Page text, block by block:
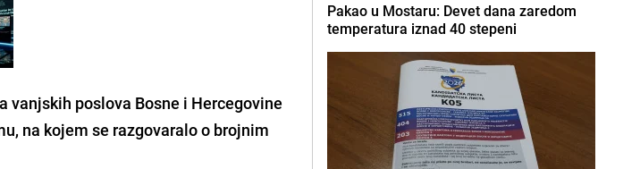
poslova Bosne i Hercegovine
, na kojem se razgovaralo o brojnim
Pakao u Mostaru: Devet dana zaredom
temperatura iznad 40 stepeni